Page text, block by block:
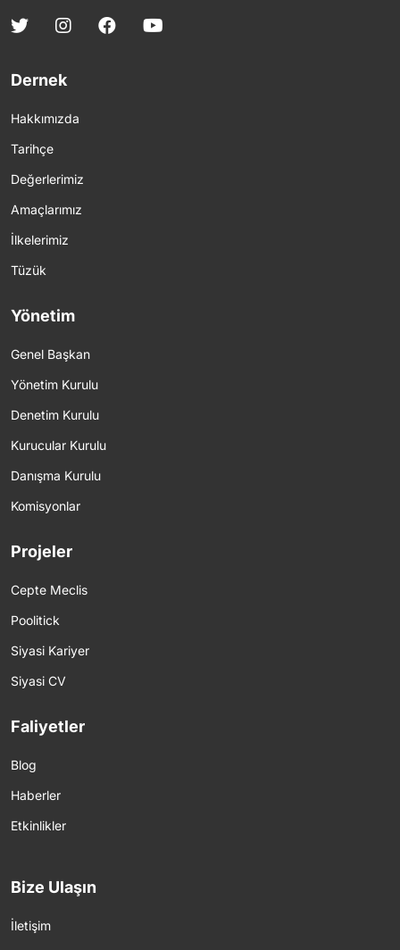
Dernek
Hakkımızda
Tarihçe
Değerlerimiz
Amaçlarımız
İlkelerimiz
Tüzük
Yönetim
Genel Başkan
Yönetim Kurulu
Denetim Kurulu
Kurucular Kurulu
Danışma Kurulu
Komisyonlar
Projeler
Cepte Meclis
Poolitick
Siyasi Kariyer
Siyasi CV
Faliyetler
Blog
Haberler
Etkinlikler
Bize Ulaşın
İletişim